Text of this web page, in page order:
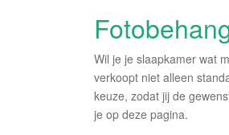
Wil je je slaapkamer wat
verkoopt niet alleen
keuze, zodat jij de
je op deze pagina.